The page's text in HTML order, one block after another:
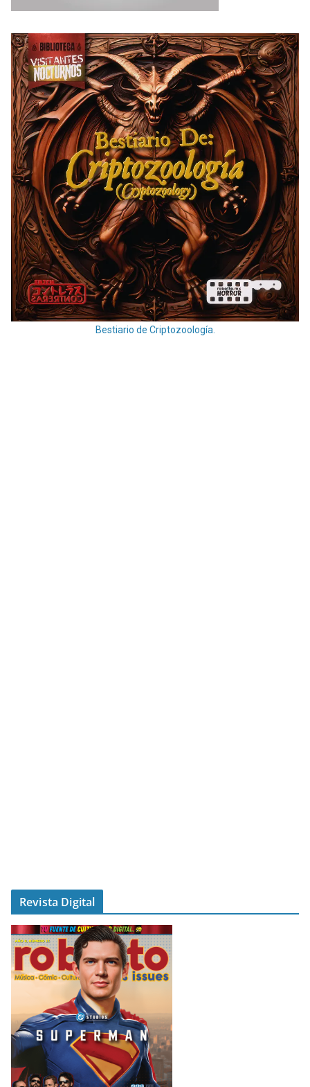
Bestiario de Criptozoología.
Revista Digital